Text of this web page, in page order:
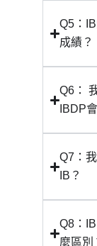
Q5：
成績？
Q6：
IBDP
Q7：
IB？
Q8：
麼區別